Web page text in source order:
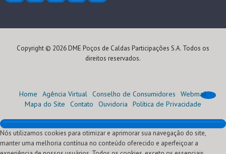
Copyright © 2026 DME Poços de Caldas Participações S.A. Todos os
direitos reservados.
Home Agência Virtual Conselho de Consumidores
Webmail
Mapa do Site
Contato Ouvidoria Política de Privacidade
Home
Institucional
Nós utilizamos cookies para otimizar e aprimorar sua navegação do site,
manter uma melhoria contínua no conteúdo oferecido e aperfeiçoar a